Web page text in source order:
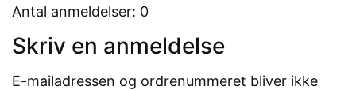
Antal anmeldelser: 0
Skriv en anmeldelse
E-mailadressen og ordrenummeret bliver ikke